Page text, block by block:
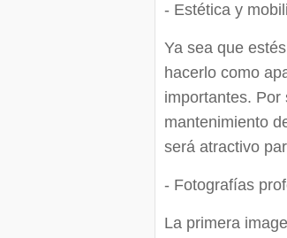
- Estética y
Ya sea que
hacerlo como
importantes. Por
mantenimiento
será atractivo
- Fotografías
La primera